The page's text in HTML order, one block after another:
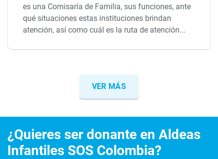
es una Comisaría de Familia, sus funciones, ante
qué situaciones estas instituciones brindan
atención, así como cuál es la ruta de atención...
VER MÁS
¿Quieres ser donante en Aldeas
Infantiles SOS Colombia?